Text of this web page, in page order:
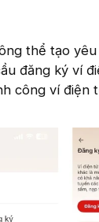
thể tạo
đăng ký ví
công ví điện